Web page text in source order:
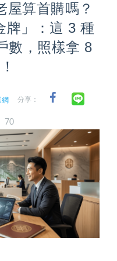
屋算首購嗎？
牌」：這 3 種
數，照樣拿 8
分享：
70